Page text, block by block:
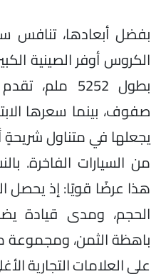
الكروس أوفر الصينية
بطول 5252
يجعلها في متناول
من السيارات الفاخرة.
هذا عرضًا قويًا: إذ يحصل
الحجم، ومدى قيادة
باهظة الثمن، ومجموعة
على العلامات التجارية